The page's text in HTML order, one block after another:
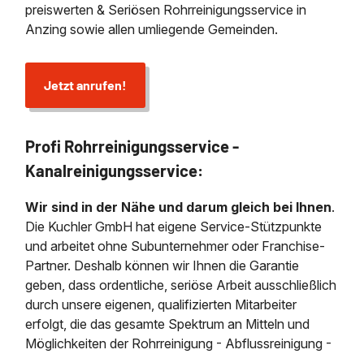
preiswerten & Seriösen Rohrreinigungsservice in
Anzing sowie allen umliegende Gemeinden.
Jetzt anrufen!
Profi Rohrreinigungsservice -
Kanalreinigungsservice:
Wir sind in der Nähe und darum gleich bei Ihnen.
Die Kuchler GmbH hat eigene Service-Stützpunkte
und arbeitet ohne Subunternehmer oder Franchise-
Partner. Deshalb können wir Ihnen die Garantie
geben, dass ordentliche, seriöse Arbeit ausschließlich
durch unsere eigenen, qualifizierten Mitarbeiter
erfolgt, die das gesamte Spektrum an Mitteln und
Möglichkeiten der Rohrreinigung - Abflussreinigung -